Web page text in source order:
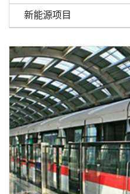
新能源项目